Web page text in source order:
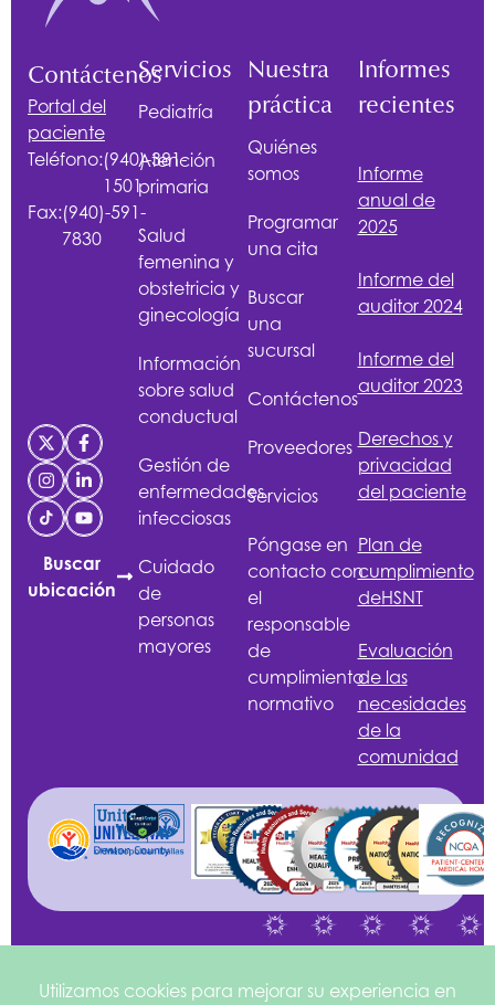
Contáctenos
Portal del
paciente
Teléfono:(940)-381-
1501
Fax:(940)-591-
7830
Buscar
ubicación
Servicios
Pediatría
Atención
primaria
Salud
femenina y
obstetricia y
ginecología
Información
sobre salud
conductual
Gestión de
enfermedades
infecciosas
Cuidado
de
personas
mayores
Nuestra
práctica
Quiénes
somos
Programar
una cita
Buscar
una
sucursal
Contáctenos
Proveedores
Servicios
Póngase en
contacto con
el
responsable
de
cumplimiento
normativo
Informes
recientes
Informe
anual de
2025
Informe del
auditor 2024
Informe del
auditor 2023
Derechos y
privacidad
del paciente
Plan de
cumplimiento
deHSNT
Evaluación
de las
necesidades
de la
comunidad